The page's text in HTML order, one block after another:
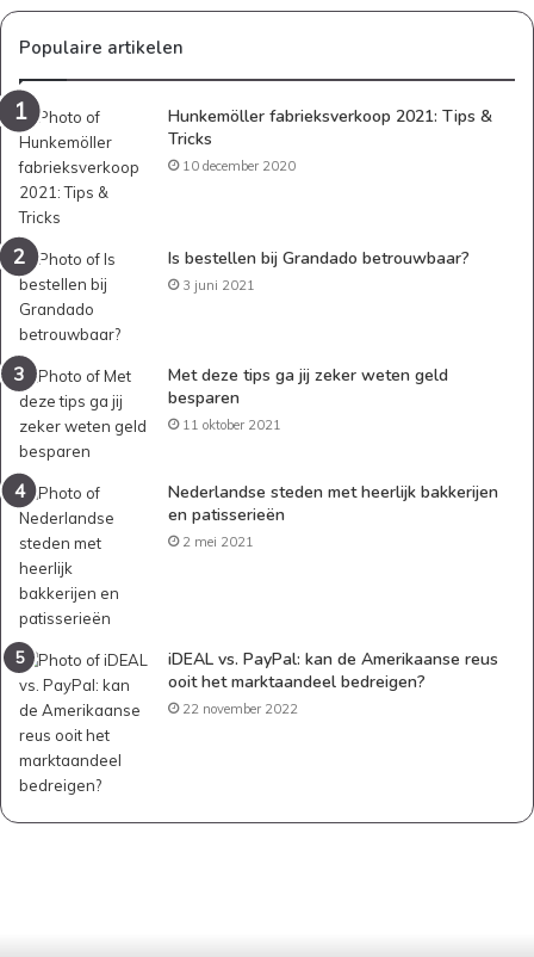
Populaire artikelen
Hunkemöller fabrieksverkoop 2021: Tips &
Tricks
10 december 2020
Is bestellen bij Grandado betrouwbaar?
3 juni 2021
Met deze tips ga jij zeker weten geld
besparen
11 oktober 2021
Nederlandse steden met heerlijk bakkerijen
en patisserieën
2 mei 2021
iDEAL vs. PayPal: kan de Amerikaanse reus
ooit het marktaandeel bedreigen?
22 november 2022